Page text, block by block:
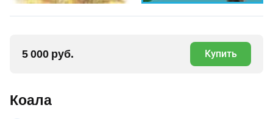
5 000 руб. Купить
Коала